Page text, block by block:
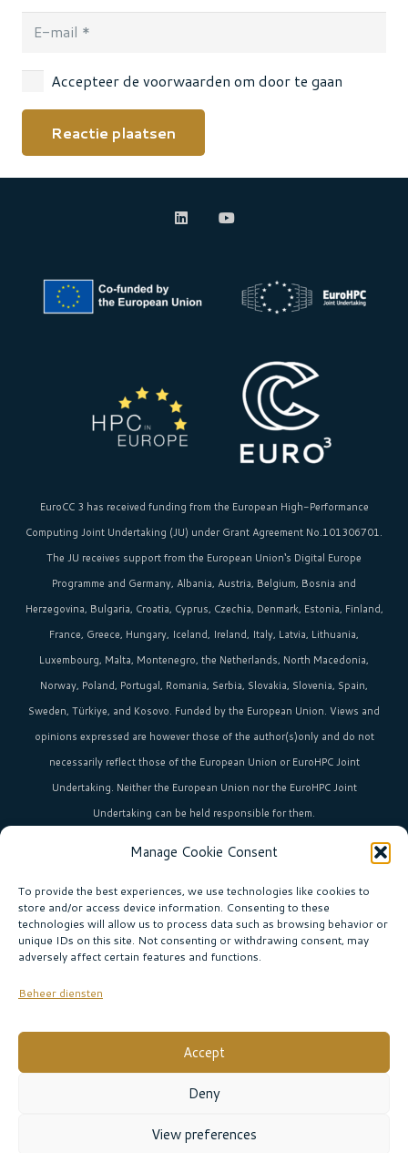
Manage Cookie Consent
To provide the best experiences, we use technologies like cookies to
store and/or access device information. Consenting to these
technologies will allow us to process data such as browsing behavior or
unique IDs on this site. Not consenting or withdrawing consent, may
adversely affect certain features and functions.
Beheer diensten
Accept
Deny
View preferences
Accepteer de voorwaarden om door te gaan
Reactie plaatsen
EuroCC 3 has received funding from the European High-Performance
Computing Joint Undertaking (JU) under Grant Agreement No.101306701.
The JU receives support from the European Union‘s Digital Europe
Programme and Germany, Albania, Austria, Belgium, Bosnia and
Herzegovina, Bulgaria, Croatia, Cyprus, Czechia, Denmark, Estonia, Finland,
France, Greece, Hungary, Iceland, Ireland, Italy, Latvia, Lithuania,
Luxembourg, Malta, Montenegro, the Netherlands, North Macedonia,
Norway, Poland, Portugal, Romania, Serbia, Slovakia, Slovenia, Spain,
Sweden, Türkiye, and Kosovo. Funded by the European Union. Views and
opinions expressed are however those of the author(s)only and do not
necessarily reflect those of the European Union or EuroHPC Joint
Undertaking. Neither the European Union nor the EuroHPC Joint
Undertaking can be held responsible for them.
is the umbrella brand uniting Europe’s high-performance
Join our community!
Sabine Boogaard